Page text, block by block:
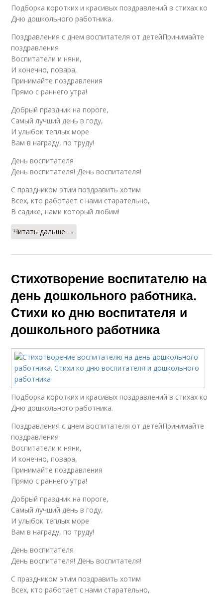
Подборка коротких и красивых поздравлений в стихах ко
Дню дошкольного работника.
Поздравления с днем воспитателя от детейПринимайте
поздравления
Воспитатели и няни,
И конечно, повара,
Принимайте поздравления
Прямо с раннего утра!
Добрый праздник на пороге,
Самый лучший день в году,
И улыбок теплых море
Вам в награду, по труду!
День воспитателя
День воспитателя! День воспитателя!
С праздником этим поздравить хотим
Всех, кто работает с нами старательно,
В садике, нами который любим!
Читать дальше →
Стихотворение воспитателю на
день дошкольного работника.
Cтихи ко дню воспитателя и
дошкольного работника
Подборка коротких и красивых поздравлений в стихах ко
Дню дошкольного работника.
Поздравления с днем воспитателя от детейПринимайте
поздравления
Воспитатели и няни,
И конечно, повара,
Принимайте поздравления
Прямо с раннего утра!
Добрый праздник на пороге,
Самый лучший день в году,
И улыбок теплых море
Вам в награду, по труду!
День воспитателя
День воспитателя! День воспитателя!
С праздником этим поздравить хотим
Всех, кто работает с нами старательно,